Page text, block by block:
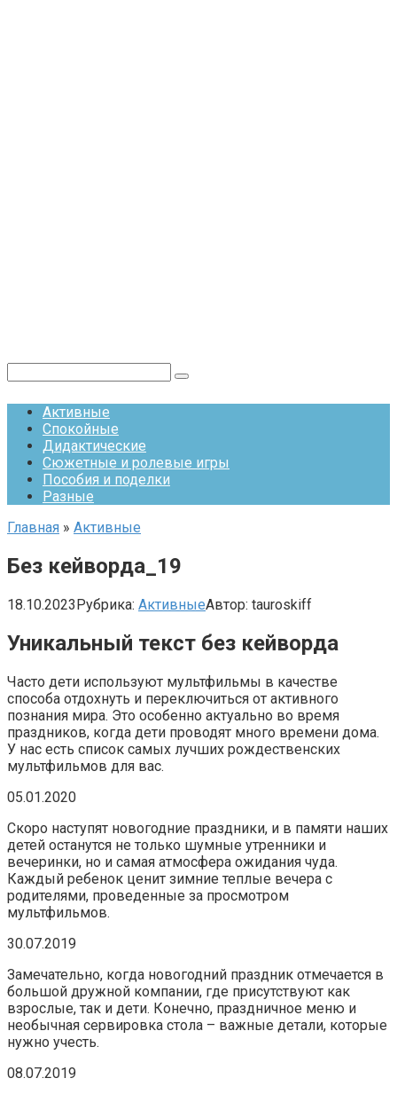
Активные
Спокойные
Дидактические
Сюжетные и ролевые игры
Пособия и поделки
Разные
Главная » Активные
Без кейворда_19
18.10.2023Рубрика: АктивныеАвтор: tauroskiff
Уникальный текст без кейворда
Часто дети используют мультфильмы в качестве
способа отдохнуть и переключиться от активного
познания мира. Это особенно актуально во время
праздников, когда дети проводят много времени дома.
У нас есть список самых лучших рождественских
мультфильмов для вас.
05.01.2020
Скоро наступят новогодние праздники, и в памяти наших
детей останутся не только шумные утренники и
вечеринки, но и самая атмосфера ожидания чуда.
Каждый ребенок ценит зимние теплые вечера с
родителями, проведенные за просмотром
мультфильмов.
30.07.2019
Замечательно, когда новогодний праздник отмечается в
большой дружной компании, где присутствуют как
взрослые, так и дети. Конечно, праздничное меню и
необычная сервировка стола – важные детали, которые
нужно учесть.
08.07.2019